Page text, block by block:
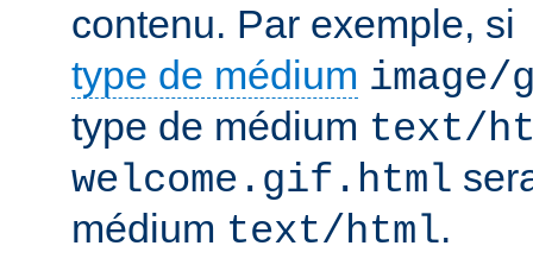
contenu. Par exemple, si
type de médium
type de médium text/
welcome.gif.html
médium text/html.